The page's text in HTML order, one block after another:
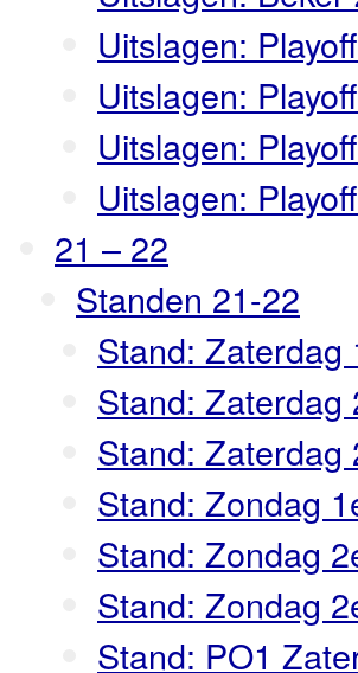
Uitslagen:
Uitslagen:
Uitslagen:
Uitslagen:
21 – 22
Standen 21-22
Stand: Zaterdag
Stand: Zaterdag
Stand: Zaterdag
Stand: Zondag
Stand: Zondag
Stand: Zondag
Stand: PO1